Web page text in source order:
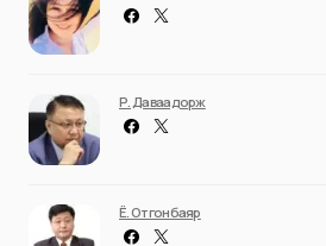
Р. Даваадорж
Ё. Отгонбаяр